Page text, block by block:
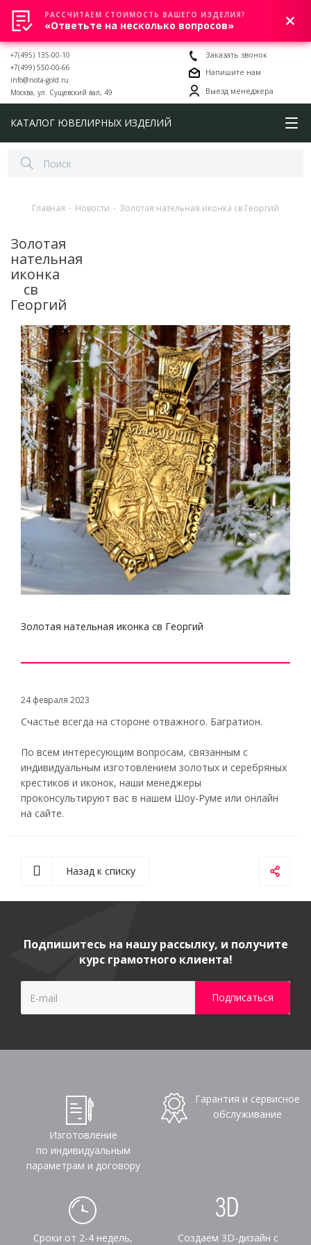
0
+7(495) 135-00-10
+7(499) 550-00-66
info@nota-gold.ru
Москва, ул. Сущевский вал, 49
Заказать звонок
Напишите нам
Выезд менеджера
КАТАЛОГ ЮВЕЛИРНЫХ ИЗДЕЛИЙ
Главная - Новости - Золотая нательная иконка св Георгий
Золотая
нательная
иконка
св
Георгий
Золотая нательная иконка св Георгий
24 февраля 2023
Счастье всегда на стороне отважного. Багратион.
По всем интересующим вопросам, связанным с
индивидуальным изготовлением золотых и серебряных
крестиков и иконок, наши менеджеры
проконсультируют вас в нашем Шоу-Руме или онлайн
на сайте.
Назад к списку
Подпишитесь на нашу рассылку, и получите
курс грамотного клиента!
Изготовление
по индивидуальным
параметрам и договору
Гарантия и сервисное
обслуживание
Сроки от 2-4 недель, Создаем 3D-дизайн с
РАССЧИТАЕМ СТОИМОСТЬ ВАШЕГО ИЗДЕЛИЯ?
«Ответьте на несколько вопросов»